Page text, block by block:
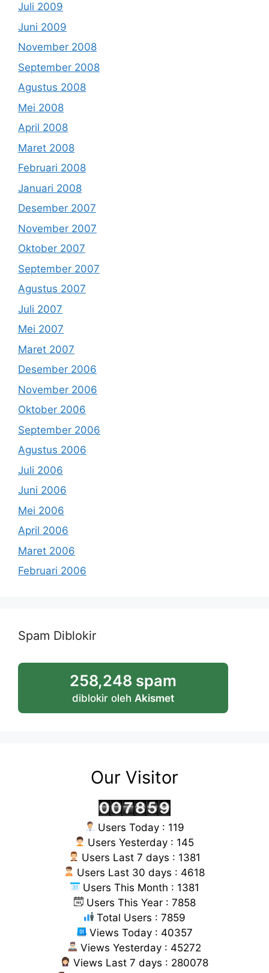
Juli 2009
Juni 2009
November 2008
September 2008
Agustus 2008
Mei 2008
April 2008
Maret 2008
Februari 2008
Januari 2008
Desember 2007
November 2007
Oktober 2007
September 2007
Agustus 2007
Juli 2007
Mei 2007
Maret 2007
Desember 2006
November 2006
Oktober 2006
September 2006
Agustus 2006
Juli 2006
Juni 2006
Mei 2006
April 2006
Maret 2006
Februari 2006
Spam Diblokir
258,248 spam
diblokir oleh Akismet
Our Visitor
Users Today : 119
Users Yesterday : 145
Users Last 7 days : 1381
Users Last 30 days : 4618
Users This Month : 1381
Users This Year : 7858
Total Users : 7859
Views Today : 40357
Views Yesterday : 45272
Views Last 7 days : 280078